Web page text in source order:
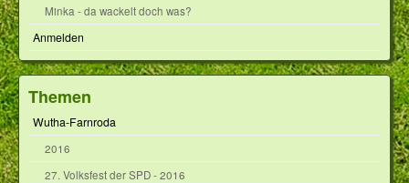
Minka - da wackelt doch was?
Anmelden
Themen
Wutha-Farnroda
2016
27. Volksfest der SPD - 2016